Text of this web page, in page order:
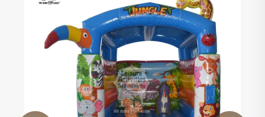
इभेन्ट हायर शो २०२६ मा रमाइलोको लागि
गर्नुहोस्: बुथ २६ मा फुर्सदका गतिविधिहरू
थप हेर्नुहोस् >>